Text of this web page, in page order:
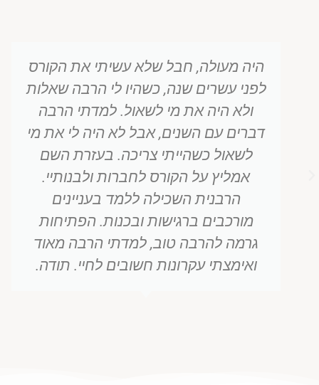
היה מרתק לשמוע את שתי המרצות
ולהרגיש את השילוב ביניהן, הן מצליחות
לרומם ולקדש את הנושאים המדוברים
כל אחת במנגינה שלה.